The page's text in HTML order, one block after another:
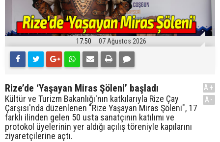
17:50 07 Ağustos 2026
Rize’de ‘Yaşayan Miras Şöleni’ başladı
Kültür ve Turizm Bakanlığı'nın katkılarıyla Rize Çay
Çarşısı'nda düzenlenen "Rize Yaşayan Miras Şöleni", 17
farklı ilinden gelen 50 usta sanatçının katılımı ve
protokol üyelerinin yer aldığı açılış töreniyle kapılarını
ziyaretçilerine açtı.
A+
A-